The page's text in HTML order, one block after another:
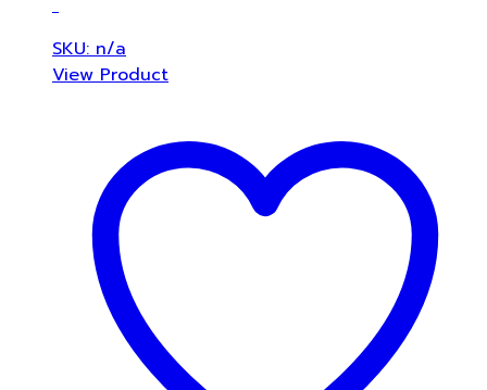
SKU: n/a
View Product